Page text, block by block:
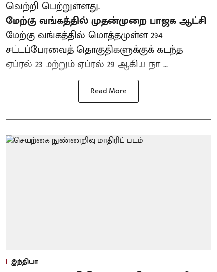
வெற்றி பெற்றுள்ளது.
மேற்கு வங்கத்தில் முதன்முறை பாஜக ஆட்சி
மேற்கு வங்கத்தில் மொத்தமுள்ள 294
சட்டப்பேரவைத் தொகுதிகளுக்குக் கடந்த
ஏப்ரல் 23 மற்றும் ஏப்ரல் 29 ஆகிய நா ...
Read More
இந்தியா